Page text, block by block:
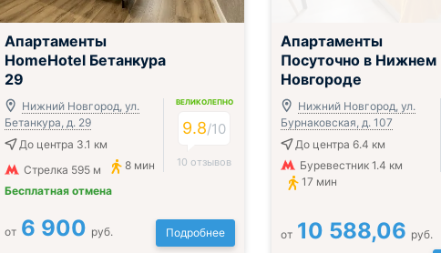
Апартаменты
HomeHotel Бетанкура
29
Нижний Новгород, ул.
Бетанкура, д. 29
До центра 3.1 км
Стрелка 595 м
8 мин
Бесплатная отмена
ВЕЛИКОЛЕПНО
9.8/10
10 отзывов
от 6 900 руб. Подробнее
Апартаменты
Посуточно в Нижнем
Новгороде
Нижний Новгород, ул.
Бурнаковская, д. 107
До центра 6.4 км
Буревестник 1.4 км
17 мин
от 10 588,06 руб.